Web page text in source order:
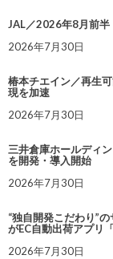
JAL／2026年8月前
2026年7月30日
椿本チエイン／再生
現を加速
2026年7月30日
三井倉庫ホールディ
を開発・導入開始
2026年7月30日
“独自開発こだわり”
がEC自動出荷アプリ
2026年7月30日